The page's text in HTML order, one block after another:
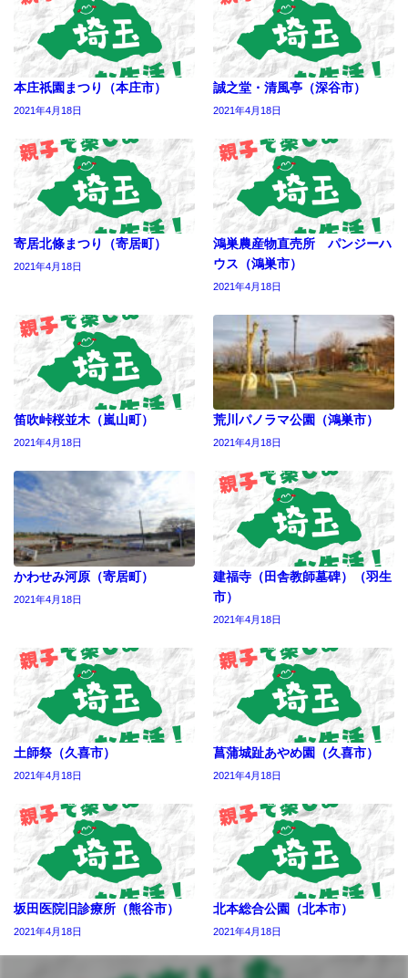
本庄祇園まつり（本庄市）
2021年4月18日
誠之堂・清風亭（深谷市）
2021年4月18日
寄居北條まつり（寄居町）
2021年4月18日
鴻巣農産物直売所 パンジーハ
ウス（鴻巣市）
2021年4月18日
笛吹峠桜並木（嵐山町）
2021年4月18日
荒川パノラマ公園（鴻巣市）
2021年4月18日
かわせみ河原（寄居町）
2021年4月18日
建福寺（田舎教師墓碑）（羽生
市）
2021年4月18日
土師祭（久喜市）
2021年4月18日
菖蒲城趾あやめ園（久喜市）
2021年4月18日
坂田医院旧診療所（熊谷市）
2021年4月18日
北本総合公園（北本市）
2021年4月18日